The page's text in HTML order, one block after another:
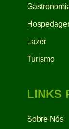
Lazer
Turismo
LINKS
Sobre Nós